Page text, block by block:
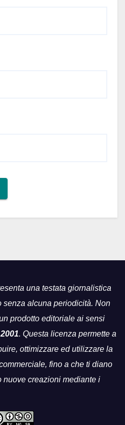
una testata giornalistica
senza alcuna periodicità. Non
prodotto editoriale ai sensi
. Questa licenza permette a
ottimizzare ed utilizzare la
fino a che ti diano
creazioni mediante i